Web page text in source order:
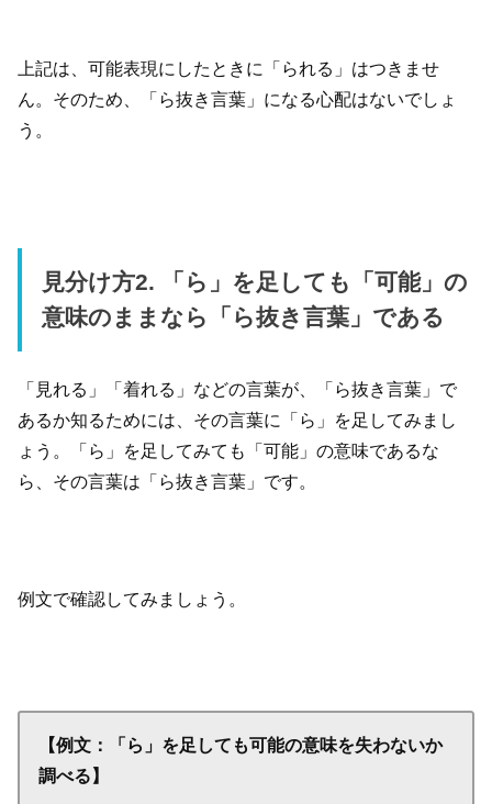
上記は、可能表現にしたときに「られる」はつきませ
ん。そのため、「ら抜き言葉」になる心配はないでしょ
う。
見分け方2. 「ら」を足しても「可能」の
意味のままなら「ら抜き言葉」である
「見れる」「着れる」などの言葉が、「ら抜き言葉」で
あるか知るためには、その言葉に「ら」を足してみまし
ょう。「ら」を足してみても「可能」の意味であるな
ら、その言葉は「ら抜き言葉」です。
例文で確認してみましょう。
【例文：「ら」を足しても可能の意味を失わないか
調べる】